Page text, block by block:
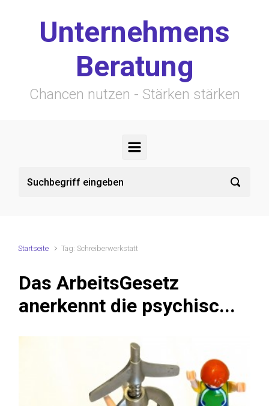
Unternehmens
Beratung
Chancen nutzen - Stärken stärken
Startseite Tag: Schreiberwerkstatt
Das ArbeitsGesetz
anerkennt die psychisc...